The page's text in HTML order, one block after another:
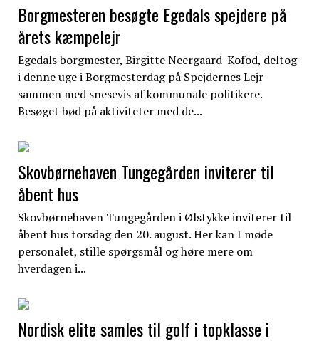
Borgmesteren besøgte Egedals spejdere på
årets kæmpelejr
Egedals borgmester, Birgitte Neergaard-Kofod, deltog
i denne uge i Borgmesterdag på Spejdernes Lejr
sammen med snesevis af kommunale politikere.
Besøget bød på aktiviteter med de...
Skovbørnehaven Tungegården inviterer til
åbent hus
Skovbørnehaven Tungegården i Ølstykke inviterer til
åbent hus torsdag den 20. august. Her kan I møde
personalet, stille spørgsmål og høre mere om
hverdagen i...
Nordisk elite samles til golf i topklasse i